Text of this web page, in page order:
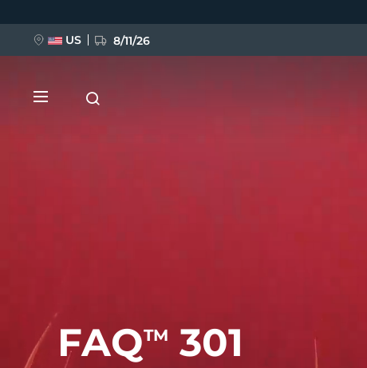
FAQTM 301
US 8/11/26
FAQ™ Pure Beauty-Tech Elixir